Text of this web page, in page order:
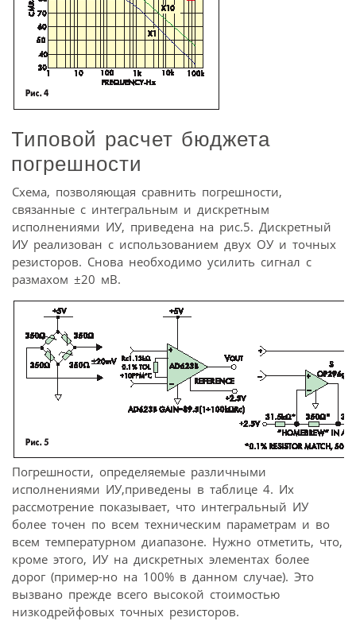
Типовой расчет бюджета
погрешности
Схема, позволяющая сравнить погрешности,
связанные с интегральным и дискретным
исполнениями ИУ, приведена на рис.5. Дискретный
ИУ реализован с использованием двух ОУ и точных
резисторов. Снова необходимо усилить сигнал с
размахом ±20 мВ.
Погрешности, определяемые различными
исполнениями ИУ,приведены в таблице 4. Их
рассмотрение показывает, что интегральный ИУ
более точен по всем техническим параметрам и во
всем температурном диапазоне. Нужно отметить, что,
кроме этого, ИУ на дискретных элементах более
дорог (пример-но на 100% в данном случае). Это
вызвано прежде всего высокой стоимостью
низкодрейфовых точных резисторов.